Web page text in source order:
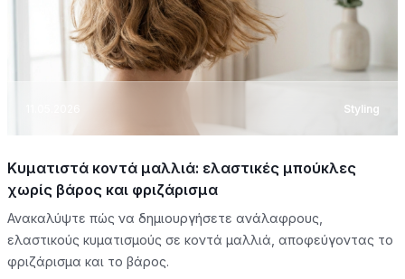
Styling
Κυματιστά κοντά μαλλιά: ελαστικές μπούκλες
χωρίς βάρος και φριζάρισμα
Ανακαλύψτε πώς να δημιουργήσετε ανάλαφρους,
ελαστικούς κυματισμούς σε κοντά μαλλιά, αποφεύγοντας το
φριζάρισμα και το βάρος.